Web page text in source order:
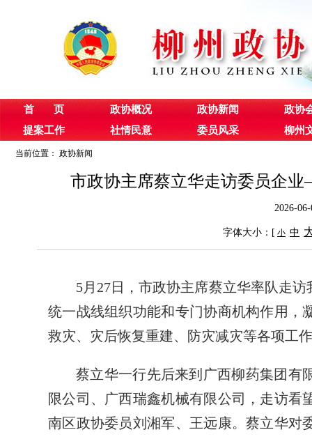
首 页 政协概况 政协新闻
政协
提案工作
社情民意 委员风采 柳州
当前位置： 政协新闻
市政协主席蔡立华走访委员企
2026-
字体大小：[ 小 中
5月27日，市政协主席蔡立华率队走
统一战线组织功能和专门协商机构作用，
救灾、灾后恢复重建、防灾减灾等各项工
蔡立华一行先后来到广西柳药集团有
限公司、广西瑞鑫机械有限公司，走访看
南区政协委员刘湘军、王远康。蔡立华对